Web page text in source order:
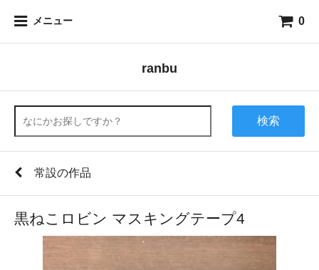
メニュー 0
ranbu
検索
常設の作品
黒ねこロビン マスキングテープ4